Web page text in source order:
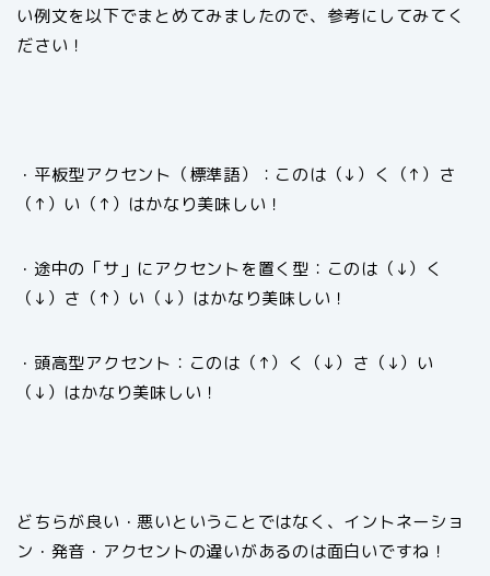
い例文を以下でまとめてみましたので、参考にしてみてく
ださい！
・平板型アクセント（標準語）：このは（↓）く（↑）さ
（↑）い（↑）はかなり美味しい！
・途中の「サ」にアクセントを置く型：このは（↓）く
（↓）さ（↑）い（↓）はかなり美味しい！
・頭高型アクセント：このは（↑）く（↓）さ（↓）い
（↓）はかなり美味しい！
どちらが良い・悪いということではなく、イントネーショ
ン・発音・アクセントの違いがあるのは面白いですね！